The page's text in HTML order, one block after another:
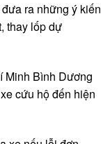
ra những ý kiến
thay lốp dự
Minh Bình Dương
cứu hộ đến hiện